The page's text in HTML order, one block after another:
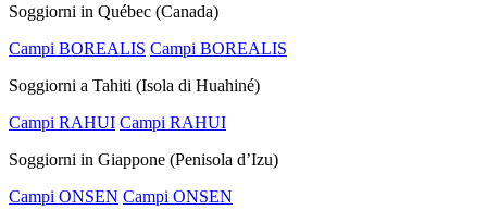
Soggiorni in Québec (Canada)
Campi BOREALIS Campi BOREALIS
Soggiorni a Tahiti (Isola di Huahiné)
Campi RAHUI Campi RAHUI
Soggiorni in Giappone (Penisola d’Izu)
Campi ONSEN Campi ONSEN